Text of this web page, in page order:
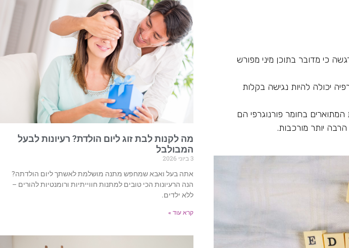
כי מדובר בתוכן מיני מפורש
יכולה להיות נגישה בקלות
בחומר פורנוגרפי הם
הרבה יותר מורכבות.
מה לקנות לבת זוג ליום הולדת? רעיונות לבעל
המבולבל
3 ביוני 2026
אתה בעל ואבא שמחפש מתנה מושלמת לאשתך ליום הולדתה?
הנה הרעיונות הכי טובים למתנות חווייתיות ורומנטיות להורים –
ללא ילדים.
קרא עוד »